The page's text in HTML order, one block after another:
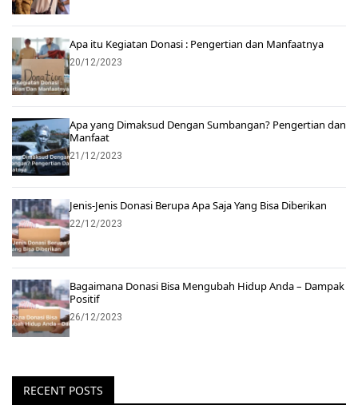
Apa itu Kegiatan Donasi : Pengertian dan Manfaatnya
20/12/2023
Apa yang Dimaksud Dengan Sumbangan? Pengertian dan
Manfaat
21/12/2023
Jenis-Jenis Donasi Berupa Apa Saja Yang Bisa Diberikan
22/12/2023
Bagaimana Donasi Bisa Mengubah Hidup Anda – Dampak
Positif
26/12/2023
RECENT POSTS